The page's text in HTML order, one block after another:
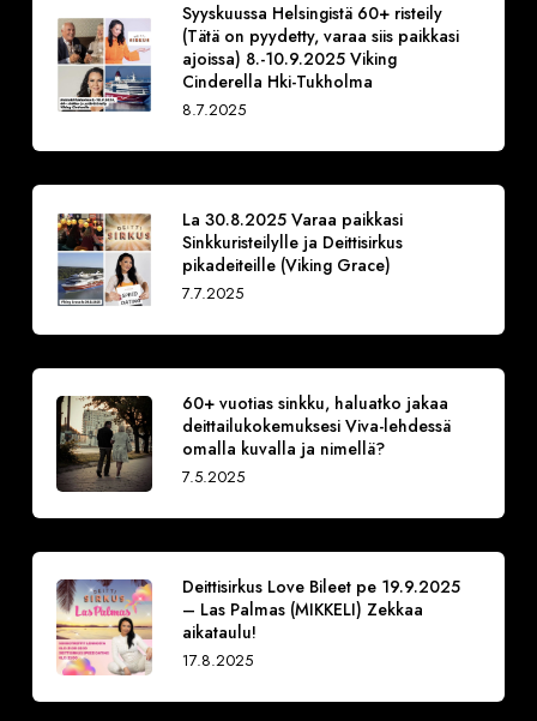
Syyskuussa Helsingistä 60+ risteily
(Tätä on pyydetty, varaa siis paikkasi
ajoissa) 8.-10.9.2025 Viking
Cinderella Hki-Tukholma
8.7.2025
La 30.8.2025 Varaa paikkasi
Sinkkuristeilylle ja Deittisirkus
pikadeiteille (Viking Grace)
7.7.2025
60+ vuotias sinkku, haluatko jakaa
deittailukokemuksesi Viva-lehdessä
omalla kuvalla ja nimellä?
7.5.2025
Deittisirkus Love Bileet pe 19.9.2025
– Las Palmas (MIKKELI) Zekkaa
aikataulu!
17.8.2025